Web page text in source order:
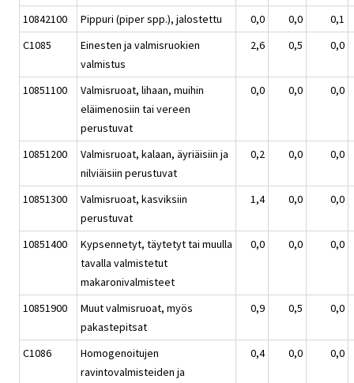
10842100 Pippuri (piper spp.), jalostettu 0,0 0,0
0,1
C1085
Einesten ja valmisruokien
valmistus
2,6 0,5 0,0
10851100
Valmisruoat, lihaan, muihin
eläimenosiin tai vereen
perustuvat
0,0 0,0 0,0
10851200
Valmisruoat, kalaan, äyriäisiin ja
nilviäisiin perustuvat
0,2 0,0 0,0
10851300
Valmisruoat, kasviksiin
perustuvat
1,4 0,0 0,0
10851400
Kypsennetyt, täytetyt tai muulla
tavalla valmistetut
makaronivalmisteet
0,0 0,0 0,0
10851900
Muut valmisruoat, myös
pakastepitsat
0,9 0,5 0,0
C1086
Homogenoitujen
ravintovalmisteiden ja
0,4 0,0 0,0